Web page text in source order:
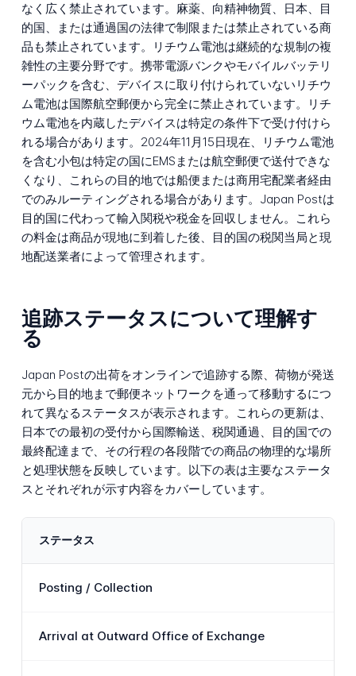
なく広く禁止されています。麻薬、向精神物質、日本、目
的国、または通過国の法律で制限または禁止されている商
品も禁止されています。リチウム電池は継続的な規制の複
雑性の主要分野です。携帯電源バンクやモバイルバッテリ
ーパックを含む、デバイスに取り付けられていないリチウ
ム電池は国際航空郵便から完全に禁止されています。リチ
ウム電池を内蔵したデバイスは特定の条件下で受け付けら
れる場合があります。2024年11月15日現在、リチウム電池
を含む小包は特定の国にEMSまたは航空郵便で送付できな
くなり、これらの目的地では船便または商用宅配業者経由
でのみルーティングされる場合があります。Japan Postは
目的国に代わって輸入関税や税金を回収しません。これら
の料金は商品が現地に到着した後、目的国の税関当局と現
地配送業者によって管理されます。
追跡ステータスについて理解す
る
Japan Postの出荷をオンラインで追跡する際、荷物が発送
元から目的地まで郵便ネットワークを通って移動するにつ
れて異なるステータスが表示されます。これらの更新は、
日本での最初の受付から国際輸送、税関通過、目的国での
最終配達まで、その行程の各段階での商品の物理的な場所
と処理状態を反映しています。以下の表は主要なステータ
スとそれぞれが示す内容をカバーしています。
ステータス
Posting / Collection
Arrival at Outward Office of Exchange